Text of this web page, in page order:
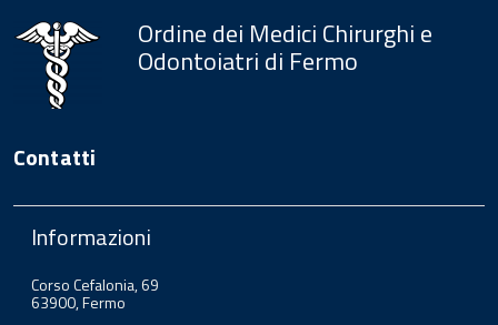
Ordine dei Medici Chirurghi e
Odontoiatri di Fermo
Contatti
Informazioni
Corso Cefalonia, 69
63900, Fermo